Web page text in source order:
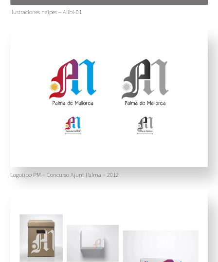
Ilustraciones naipes – Alibi-01
Logotipo PM – Concurso Ajunt Palma – 2012